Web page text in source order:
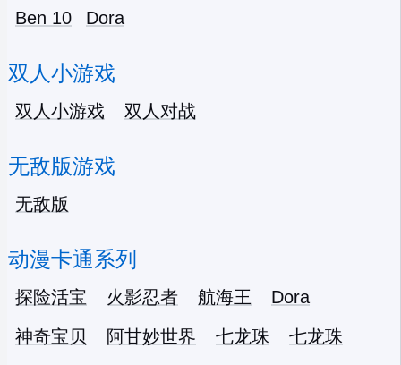
Ben 10
Dora
双人小游戏
双人小游戏 双人对战
无敌版游戏
无敌版
动漫卡通系列
探险活宝 火影忍者 航海王
Dora
神奇宝贝
阿甘妙世界 七龙珠
七龙珠